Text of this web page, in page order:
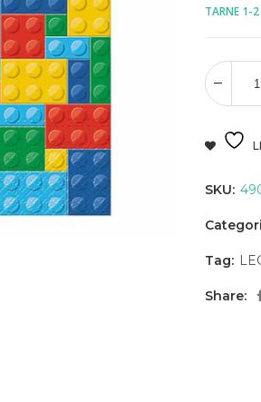
TARNE 1-
SKU:
Tag:
Share: